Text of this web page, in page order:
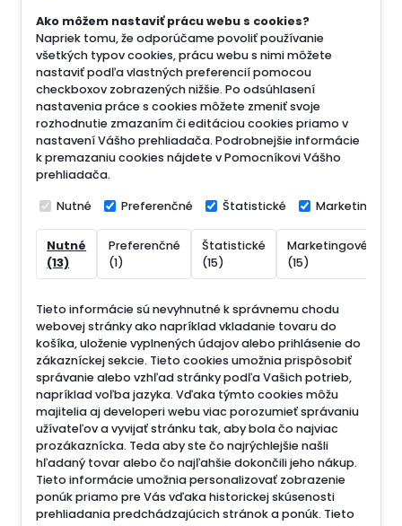
Ako môžem nastaviť prácu webu s cookies?
Napriek tomu, že odporúčame povoliť používanie
všetkých typov cookies, prácu webu s nimi môžete
nastaviť podľa vlastných preferencií pomocou
checkboxov zobrazených nižšie. Po odsúhlasení
nastavenia práce s cookies môžete zmeniť svoje
rozhodnutie zmazaním či editáciou cookies priamo v
nastavení Vášho prehliadača. Podrobnejšie informácie
k premazaniu cookies nájdete v Pomocníkovi Vášho
prehliadača.
Nutné Preferenčné Štatistické Marketingové
Nutné
(13)
Preferenčné
(1)
Štatistické
(15)
Marketingové
(15)
Tieto informácie sú nevyhnutné k správnemu chodu
webovej stránky ako napríklad vkladanie tovaru do
košíka, uloženie vyplnených údajov alebo prihlásenie do
zákazníckej sekcie. Tieto cookies umožnia prispôsobiť
správanie alebo vzhľad stránky podľa Vašich potrieb,
napríklad voľba jazyka. Vďaka týmto cookies môžu
majitelia aj developeri webu viac porozumieť správaniu
užívateľov a vyvijať stránku tak, aby bola čo najviac
prozákaznícka. Teda aby ste čo najrýchlejšie našli
hľadaný tovar alebo čo najľahšie dokončili jeho nákup.
Tieto informácie umožnia personalizovať zobrazenie
ponúk priamo pre Vás vďaka historickej skúsenosti
prehliadania predchádzajúcich stránok a ponúk. Tieto